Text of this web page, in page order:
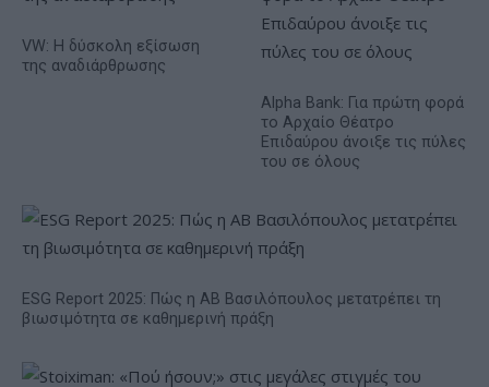
VW: Η δύσκολη εξίσωση
της αναδιάρθρωσης
Alpha Bank: Για πρώτη φορά
το Αρχαίο Θέατρο
Επιδαύρου άνοιξε τις πύλες
του σε όλους
ESG Report 2025: Πώς η ΑΒ Βασιλόπουλος μετατρέπει τη
βιωσιμότητα σε καθημερινή πράξη